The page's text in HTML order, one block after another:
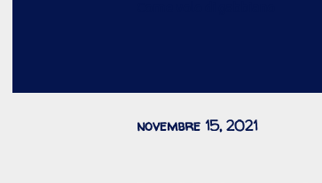
novembre 15, 2021